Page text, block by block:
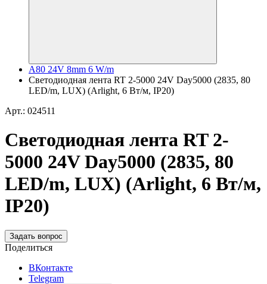
A80 24V 8mm 6 W/m
Светодиодная лента RT 2-5000 24V Day5000 (2835, 80
LED/m, LUX) (Arlight, 6 Вт/м, IP20)
Арт.: 024511
Светодиодная лента RT 2-
5000 24V Day5000 (2835, 80
LED/m, LUX) (Arlight, 6 Вт/м,
IP20)
Задать вопрос
Поделиться
ВКонтакте
Telegram